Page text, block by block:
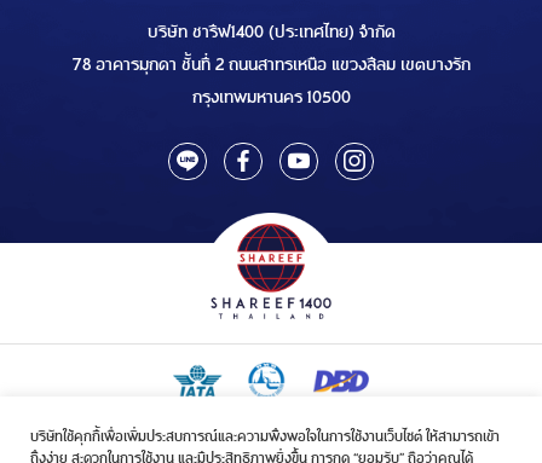
บริษัทใช้คุกกี้เพื่อเพิ่มประสบการณ์และความพึงพอใจในการใช้งานเว็บไซต์ ให้สามารถเข้า
ถึงง่าย สะดวกในการใช้งาน และมีประสิทธิภาพยิ่งขึ้น การกด “ยอมรับ” ถือว่าคุณได้
บริษัท ชารีฟ1400 (ประเทศไทย) จำกัด
78 อาคารมุกดา ชั้นที่ 2 ถนนสาทรเหนือ แขวงสีลม เขตบางรัก
กรุงเทพมหานคร 10500
ใบอนุญาตเป็นผู้ประกอบกิจการรับจัดบริการขนส่งในกิจการฮัจย์เลขที่ 1/2568